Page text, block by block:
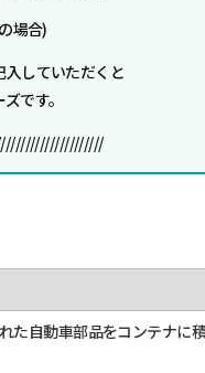
場合)
入していただくと
です。
た自動車部品をコンテナに